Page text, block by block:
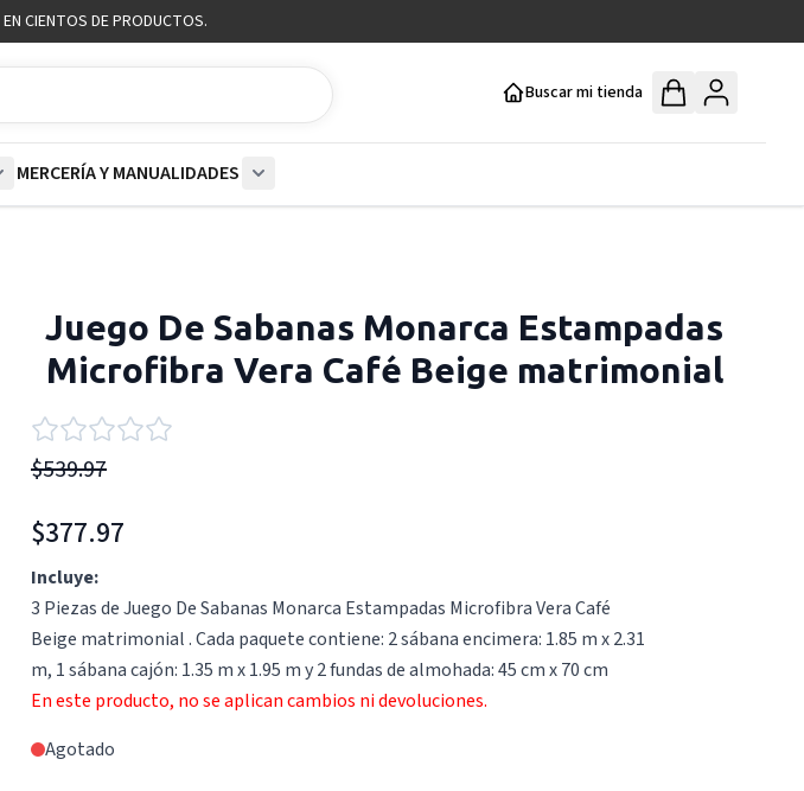
EN CIENTOS DE PRODUCTOS.
Buscar mi tienda
MERCERÍA Y MANUALIDADES
Juego De Sabanas Monarca Estampadas
Microfibra Vera Café Beige matrimonial
$539.97
$377.97
Incluye:
3 Piezas de Juego De Sabanas Monarca Estampadas Microfibra Vera Café
Beige matrimonial . Cada paquete contiene: 2 sábana encimera: 1.85 m x 2.31
m, 1 sábana cajón: 1.35 m x 1.95 m y 2 fundas de almohada: 45 cm x 70 cm
En este producto, no se aplican cambios ni devoluciones.
Agotado